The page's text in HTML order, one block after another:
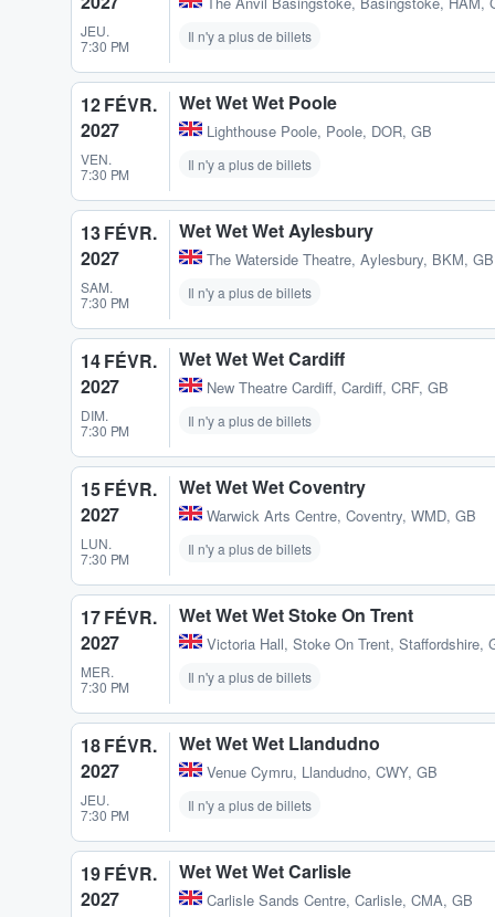
JEU.
7:30 PM
Il n'y a plus de billets
12 FÉVR.
2027
VEN.
7:30 PM
Wet Wet Wet Poole
Lighthouse Poole, Poole, DOR, GB
Il n'y a plus de billets
13 FÉVR.
2027
SAM.
7:30 PM
Wet Wet Wet Aylesbury
The Waterside Theatre, Aylesbury, BKM, GB
Il n'y a plus de billets
14 FÉVR.
2027
DIM.
7:30 PM
Wet Wet Wet Cardiff
New Theatre Cardiff, Cardiff, CRF, GB
Il n'y a plus de billets
15 FÉVR.
2027
LUN.
7:30 PM
Wet Wet Wet Coventry
Warwick Arts Centre, Coventry, WMD, GB
Il n'y a plus de billets
17 FÉVR.
2027
MER.
7:30 PM
Wet Wet Wet Stoke On Trent
Victoria Hall, Stoke On Trent, Staffordshire,
Il n'y a plus de billets
18 FÉVR.
2027
JEU.
7:30 PM
Wet Wet Wet Llandudno
Venue Cymru, Llandudno, CWY, GB
Il n'y a plus de billets
19 FÉVR.
2027
Wet Wet Wet Carlisle
Carlisle Sands Centre, Carlisle, CMA, GB